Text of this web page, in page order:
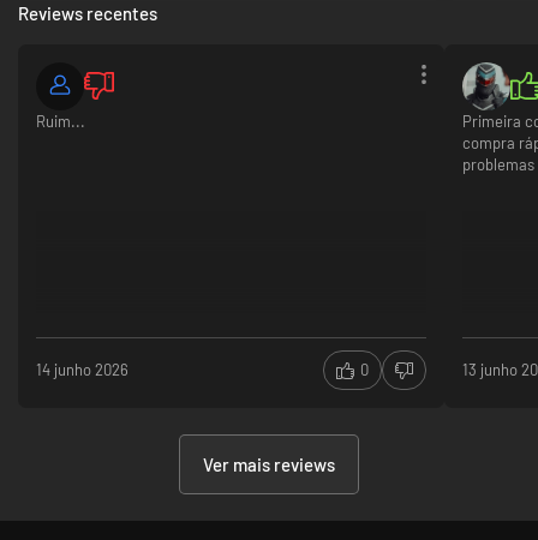
jogo
Reviews recentes
Ruim...
14 junho 2026 0
Primeira
compra
problemas
13 junho
Ver mais reviews